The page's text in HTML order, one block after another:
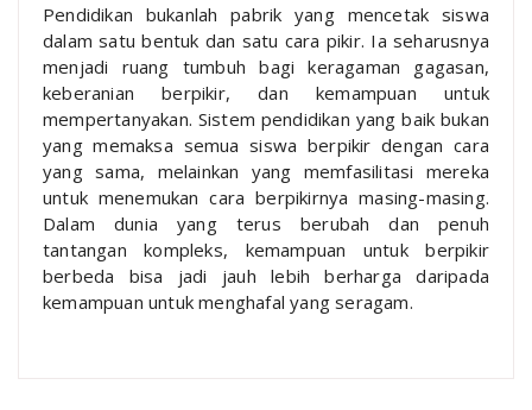
Pendidikan bukanlah pabrik yang mencetak siswa
dalam satu bentuk dan satu cara pikir. Ia seharusnya
menjadi ruang tumbuh bagi keragaman gagasan,
keberanian berpikir, dan kemampuan untuk
mempertanyakan. Sistem pendidikan yang baik bukan
yang memaksa semua siswa berpikir dengan cara
yang sama, melainkan yang memfasilitasi mereka
untuk menemukan cara berpikirnya masing-masing.
Dalam dunia yang terus berubah dan penuh
tantangan kompleks, kemampuan untuk berpikir
berbeda bisa jadi jauh lebih berharga daripada
kemampuan untuk menghafal yang seragam.